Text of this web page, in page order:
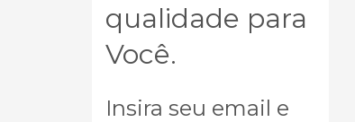
qualidade para
Você.
Insira seu email e